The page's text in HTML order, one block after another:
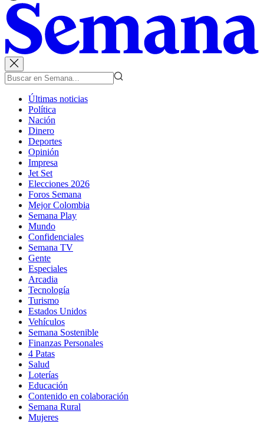
Últimas noticias
Política
Nación
Dinero
Deportes
Opinión
Impresa
Jet Set
Elecciones 2026
Foros Semana
Mejor Colombia
Semana Play
Mundo
Confidenciales
Semana TV
Gente
Especiales
Arcadia
Tecnología
Turismo
Estados Unidos
Vehículos
Semana Sostenible
Finanzas Personales
4 Patas
Salud
Loterías
Educación
Contenido en colaboración
Semana Rural
Mujeres